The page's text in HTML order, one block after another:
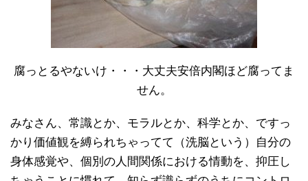
腐っとるやないけ・・・大丈夫安倍内閣ほど腐ってま
せん。
みなさん、常識とか、モラルとか、科学とか、ですっ
かり価値観を縛られちゃってて（洗脳という）自分の
身体感覚や、個別の人間関係における情動を、抑圧し